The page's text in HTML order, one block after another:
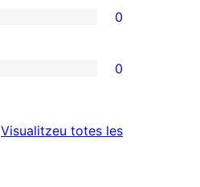
0
0
Visualitzeu totes lesressenyes